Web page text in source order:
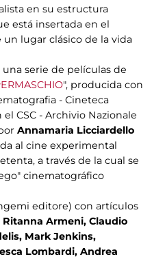
en su estructura
está insertada en el
lugar clásico de la vida
serie de películas de
", producida con
- Cineteca
CSC - Archivio Nazionale
Annamaria Licciardello
al cine experimental
a través de la cual se
cinematográfico
editore) con artículos
Armeni, Claudio
Mark Jenkins,
Lombardi, Andrea